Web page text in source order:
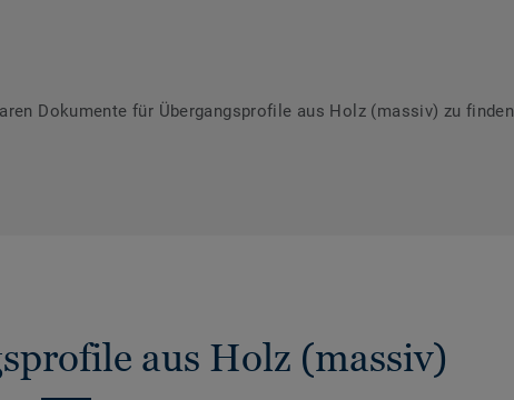
Dokumente für Übergangsprofile aus Holz (massiv) zu finden
aus Holz (massiv)